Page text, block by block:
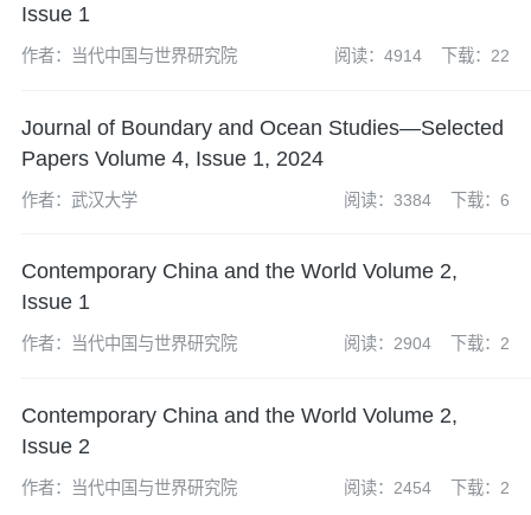
Issue 1
作者：当代中国与世界研究院 阅读：4914 下载：22
Journal of Boundary and Ocean Studies—Selected
Papers Volume 4, Issue 1, 2024
作者：武汉大学 阅读：3384 下载：6
Contemporary China and the World Volume 2,
Issue 1
作者：当代中国与世界研究院 阅读：2904 下载：2
Contemporary China and the World Volume 2,
Issue 2
作者：当代中国与世界研究院 阅读：2454 下载：2